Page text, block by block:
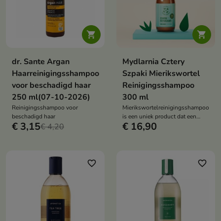

dr. Sante Argan
Haarreinigingsshampoo
voor beschadigd haar
250 ml(07-10-2026)
Reinigingsshampoo voor
beschadigd haar
€ 3,15€ 4,20

Mydlarnia Cztery
Szpaki Mierikswortel
Reinigingsshampoo
300 ml
Mierikswortelreinigingsshampoo
is een uniek product dat een
diepe reiniging van de hoofdhuid
€ 16,90
favorite_border favorite_border